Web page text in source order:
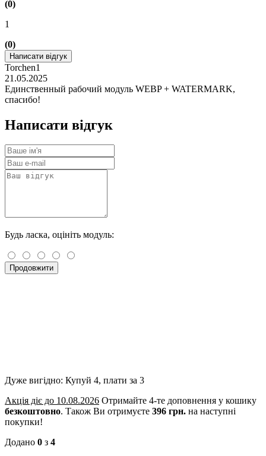
(0)
1
(0)
Написати відгук
Torchen1
21.05.2025
Единственный рабочий модуль WEBP + WATERMARK,
спасибо!
Написати відгук
Будь ласка, оцініть модуль:
Продовжити
Дуже вигідно: Купуй 4, плати за 3
Акція діє до 10.08.2026 Отримайте 4-те доповнення у кошику
безкоштовно. Також Ви отримуєте 396 грн. на наступні
покупки!
Додано 0 з 4